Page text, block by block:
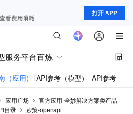
打开 APP
服务平台百炼
（应用） API参考（模型） API参考（应
应用广场
官方应用-全妙解决方案类产品
目录
妙策-openapi